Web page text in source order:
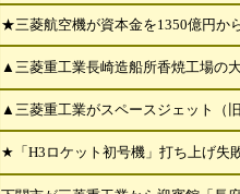
★三菱航空機が資本金を1350億円か
▲三菱重工業長崎造船所香焼工場の
▲三菱重工業がスペースジェット（
★「H3ロケット初号機」打ち上げ失